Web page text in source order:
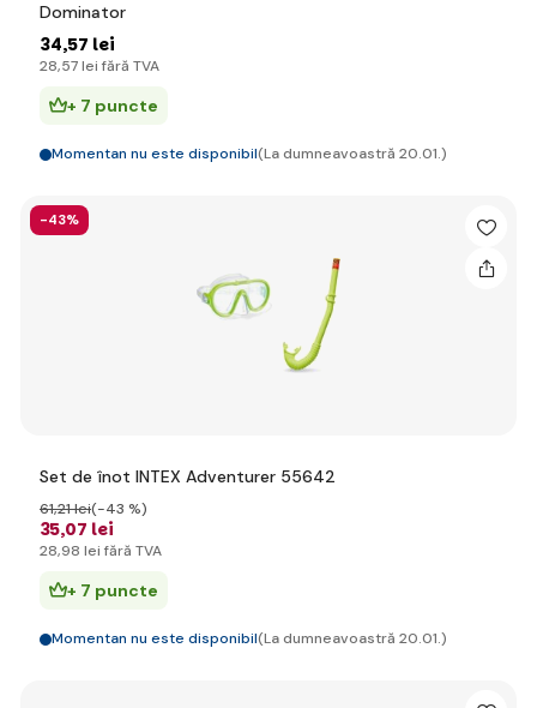
Dominator
34,57 lei
28,57 lei fără TVA
+ 7 puncte
Momentan nu este disponibil(La dumneavoastră 20.01.)
-43%
Set de înot INTEX Adventurer 55642
35,07 lei
61,21 lei(-43 %)
28,98 lei fără TVA
+ 7 puncte
Momentan nu este disponibil(La dumneavoastră 20.01.)